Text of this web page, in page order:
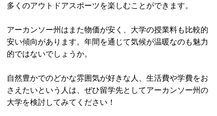
多くのアウトドアスポーツを楽しむことができます。
アーカンソー州はまた物価が安く、大学の授業料も比較的
安い傾向があります。年間を通じて気候が温暖なのも魅力
的ではないでしょうか。
自然豊かでのどかな雰囲気が好きな人、生活費や学費をお
さえたいという人は、ぜひ留学先としてアーカンソー州の
大学を検討してみてください！